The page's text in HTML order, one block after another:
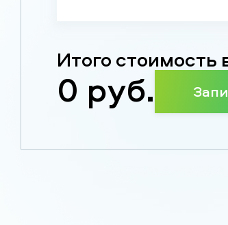
Итого стоимость
0 руб.